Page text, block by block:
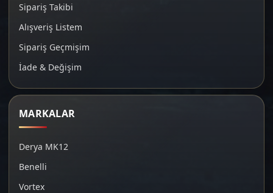
Sipariş Takibi
Alışveriş Listem
Sipariş Geçmişim
İade & Değişim
MARKALAR
Derya MK12
Benelli
Vortex